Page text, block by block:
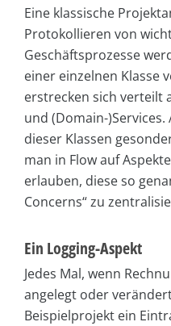
Eine klassische
Protokollieren von
Geschäftsprozesse
einer einzelnen Klasse
erstrecken sich verteilt
und (Domain-
dieser Klassen
man in Flow auf
erlauben, diese so
Concerns“ zu
Ein Logging-Aspekt
Jedes Mal, wenn
angelegt oder
Beispielprojekt ein